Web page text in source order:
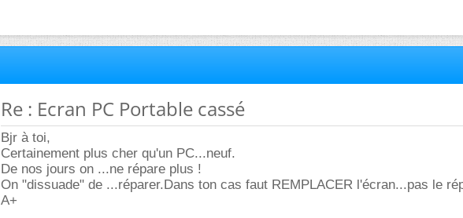
Re : Ecran PC Portable cassé
Bjr à toi,
Certainement plus cher qu'un PC...neuf.
De nos jours on ...ne répare plus !
On "dissuade" de ...réparer.Dans ton cas faut REMPLACER l'écran...pas le
A+